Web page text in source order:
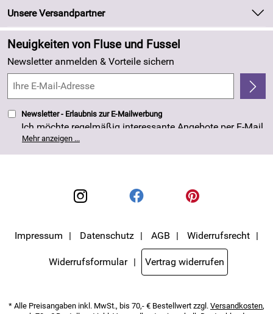
Newsletter
Zahlung und Versand
Kundenlogin
Neu
Angebote
Made in Germany
4,8/5
Unsere Versandpartner
Neuigkeiten von Fluse und Fussel
Newsletter anmelden & Vorteile sichern
Newsletter - Erlaubnis zur E-Mailwerbung
Ich möchte regelmäßig interessante Angebote per E-Mail
erhalten. Meine E-Mail-Adresse wird nicht an andere
Unternehmen weitergegeben. Die Einwilligung zur
Nutzung meiner E-Mail- Adresse für Werbezwecke kann
Mehr anzeigen ...
Impressum Datenschutz AGB Widerrufsrecht
Widerrufsformular Vertrag widerrufen
* Alle Preisangaben inkl. MwSt., bis 70,- € Bestellwert zzgl. Versandkosten,